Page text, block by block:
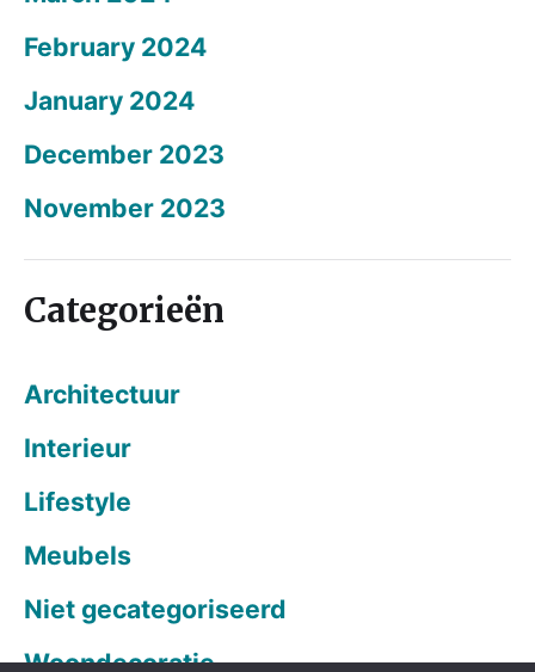
February 2024
January 2024
December 2023
November 2023
Categorieën
Architectuur
Interieur
Lifestyle
Meubels
Niet gecategoriseerd
Woondecoratie